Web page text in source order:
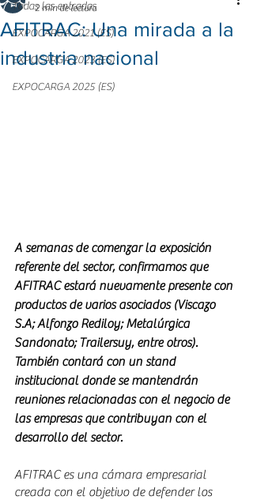
Todas las entradas
EXPOCARGA 2021 (ES)
EXPOCARGA 2023 (ES)
EXPOCARGA 2025 (ES)
AFITRAC: Una mirada a la
industria nacional
2 min de lectura
A semanas de comenzar la exposición
referente del sector, confirmamos que
AFITRAC estará nuevamente presente con
productos de varios asociados (Viscazo
S.A; Alfonzo Rediloy; Metalúrgica
Sandonato; Trailersuy, entre otros).
También contará con un stand
institucional donde se mantendrán
reuniones relacionadas con el negocio de
las empresas que contribuyan con el
desarrollo del sector.
AFITRAC es una cámara empresarial
creada con el objetivo de defender los